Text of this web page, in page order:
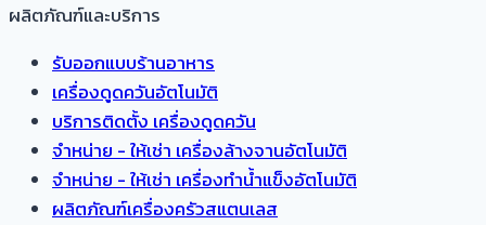
ผลิตภัณฑ์และบริการ​
รับออกแบบร้านอาหาร
เครื่องดูดควันอัตโนมัติ
บริการติดตั้ง เครื่องดูดควัน
จำหน่าย - ให้เช่า เครื่องล้างจานอัตโนมัติ
จำหน่าย - ให้เช่า เครื่องทำน้ำแข็งอัตโนมัติ
ผลิตภัณฑ์เครื่องครัวสแตนเลส